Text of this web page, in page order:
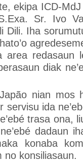
ekipa ICD-
Sr. Ivo
Dili. Iha
area redasaun
diak
nian mos
ida
trasa ona,
dadaun
konaba
no konsiliasaun.